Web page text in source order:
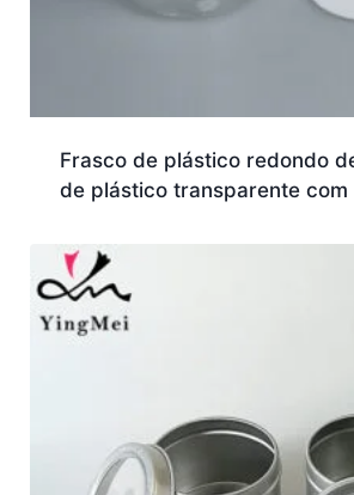
Frasco de plástico redondo
de plástico transparente